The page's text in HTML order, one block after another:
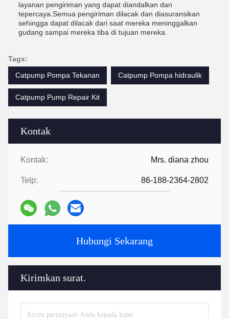
Kontak
Kontak: Mrs. diana zhou
Telp: 86-188-2364-2802
Hubungi Sekarang
Kirimkan surat.
layanan pengiriman yang dapat diandalkan dan
tepercaya.Semua pengiriman dilacak dan diasuransikan
sehingga dapat dilacak dari saat mereka meninggalkan
gudang sampai mereka tiba di tujuan mereka.
Tags:
Catpump Pompa Tekanan
Catpump Pompa hidraulik
Catpump Pump Repair Kit